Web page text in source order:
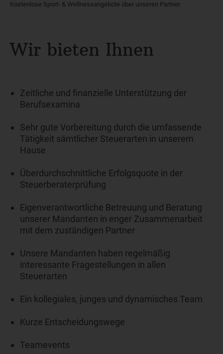
Kostenlose Sport- & Wellnessangebote über unseren Partner
Wir bieten Ihnen
Zeitliche und finanzielle Unterstützung der
Berufsexamina
Sehr gute Vorbereitung durch die umfassende
Tätigkeit sämtlicher Steuerarten in unserem
Hause
Überdurchschnittliche Erfolgsquote in der
Steuerberaterprüfung
Eigenverantwortliche Betreuung und Beratung
unserer Mandanten in enger Zusammenarbeit
mit dem zuständigen Partner
Unsere Mandanten haben regelmäßig
interessante Fragestellungen in allen
Steuerarten
Ein kollegiales, junges und dynamisches Team
Kurze Entscheidungswege
Teamevents